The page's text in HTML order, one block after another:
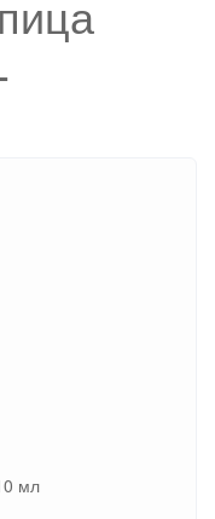
мл